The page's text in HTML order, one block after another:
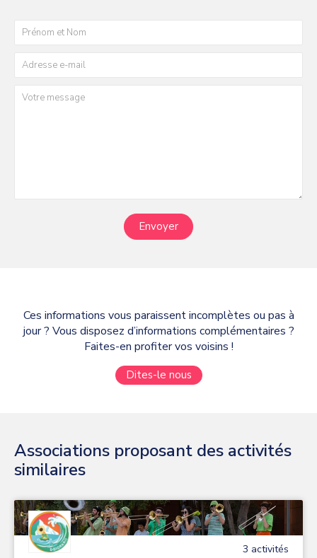
Envoyer
Ces informations vous paraissent incomplètes ou pas à
jour ? Vous disposez d’informations complémentaires ?
Faites-en profiter vos voisins !
Dites-le nous
Associations proposant des activités
similaires
3 activités